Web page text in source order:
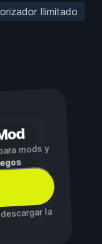
Ilimitado
mods y
la